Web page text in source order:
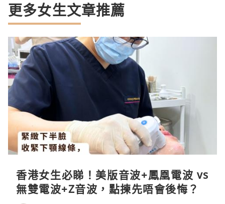
更多女生文章推薦
香港女生必睇！美版音波+鳳凰電波 vs
無雙電波+Z音波，點揀先唔會後悔？